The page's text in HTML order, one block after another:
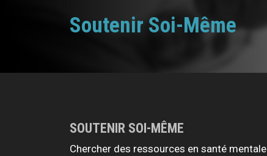
Soutenir Soi-Même
SOUTENIR SOI-MÊME
Chercher des ressources en santé